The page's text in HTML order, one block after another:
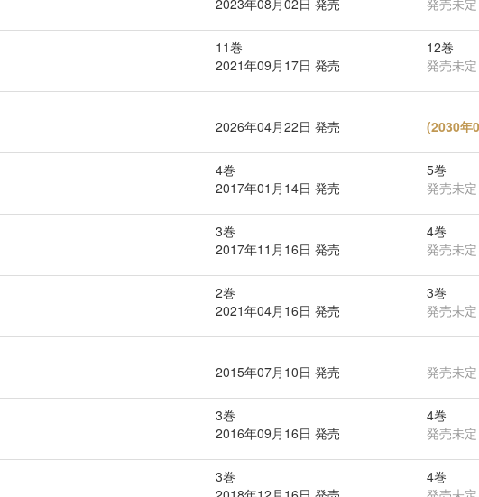
2023年08月02日 発売 発売未定
11巻
2021年09月17日 発売
12巻
発売未定
2026年04月22日 発売 (2030年
4巻
2017年01月14日 発売
5巻
発売未定
3巻
2017年11月16日 発売
4巻
発売未定
2巻
2021年04月16日 発売
3巻
発売未定
2015年07月10日 発売 発売未定
3巻
2016年09月16日 発売
4巻
発売未定
3巻
4巻